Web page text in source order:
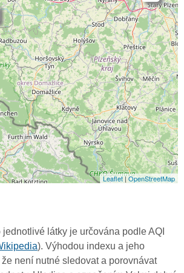
Leaflet|OpenStreetMap
látky je určována podle AQI
). Výhodou indexu a jeho
není nutné sledovat a porovnávat